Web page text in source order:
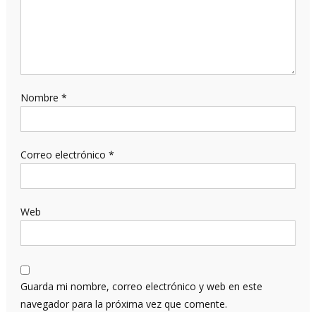
Nombre *
Correo electrónico *
Web
Guarda mi nombre, correo electrónico y web en este
navegador para la próxima vez que comente.